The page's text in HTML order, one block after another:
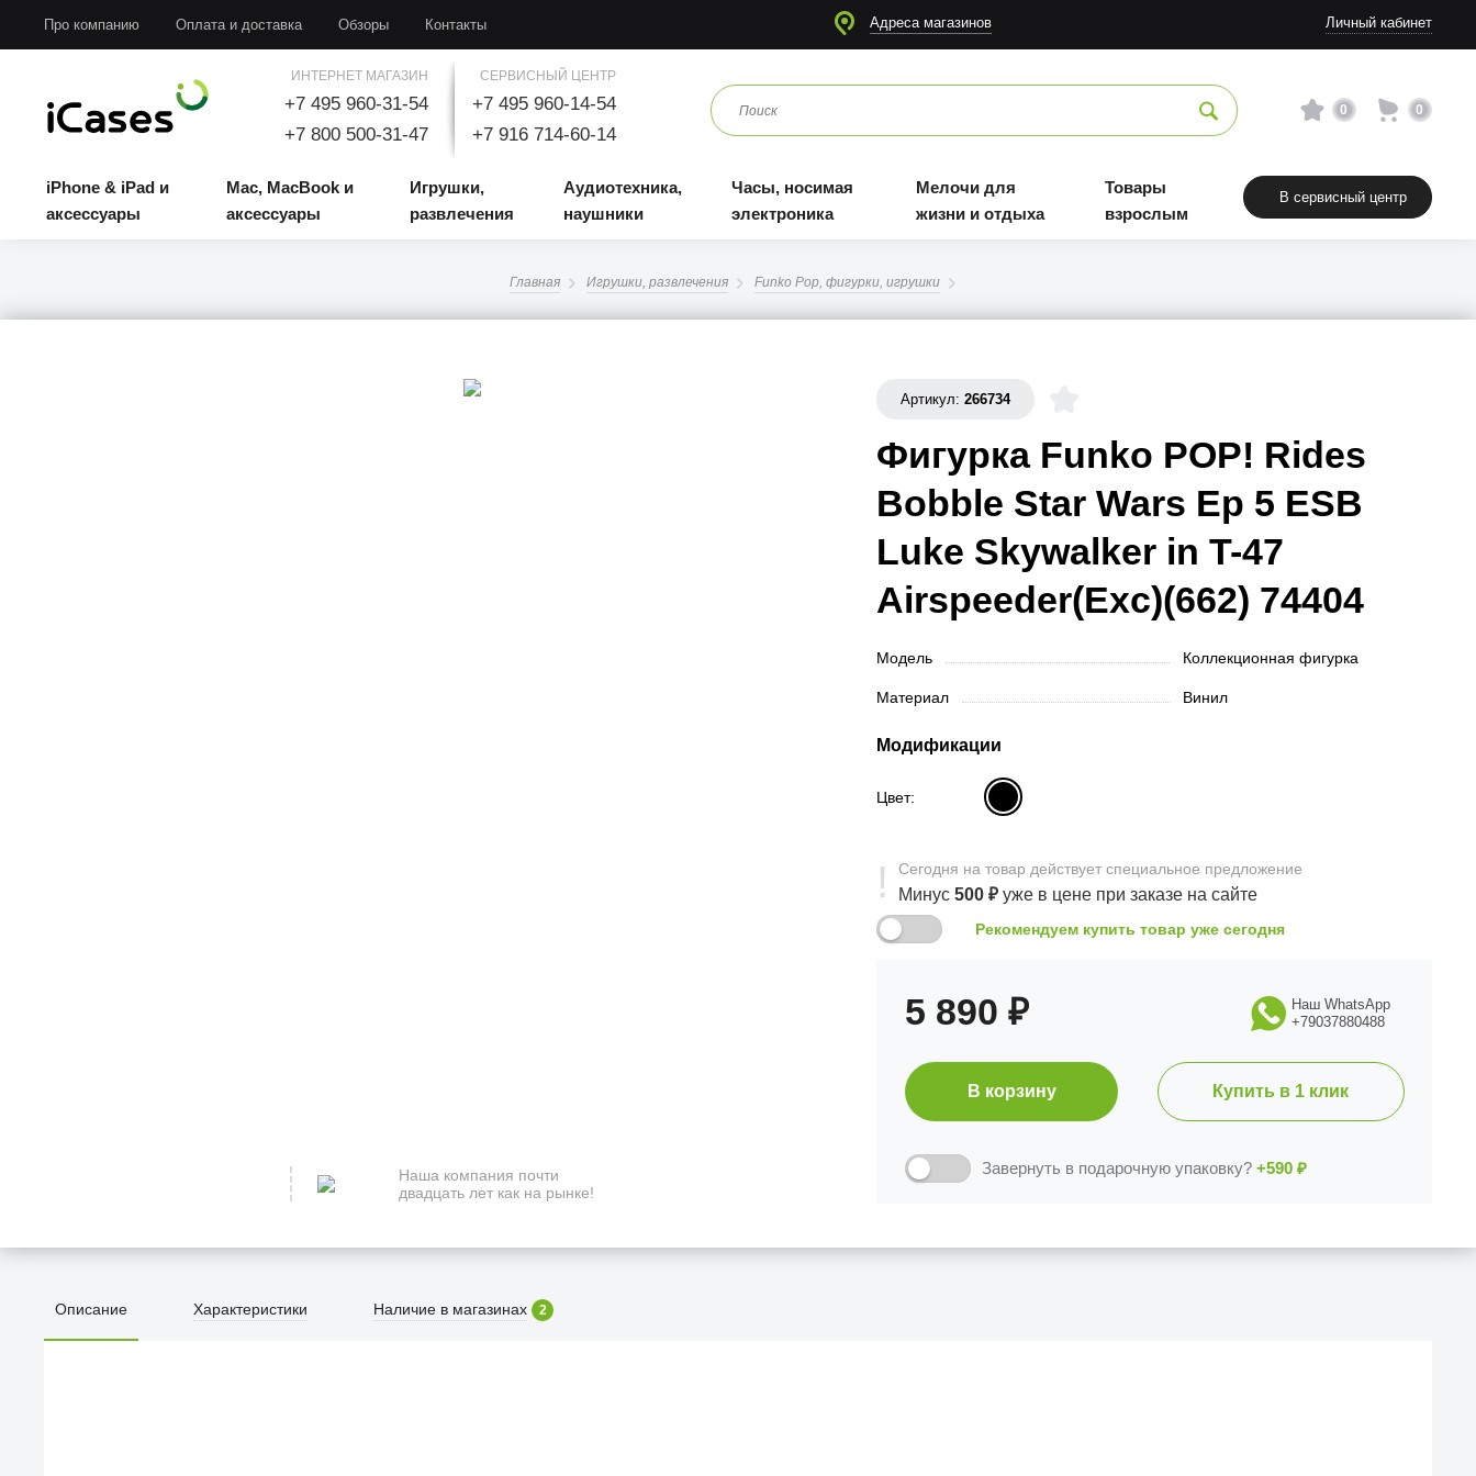
Про компанию Оплата и доставка Обзоры Контакты Адреса магазинов Личный кабинет
ИНТЕРНЕТ МАГАЗИН
+7 495 960-31-54
+7 800 500-31-47
СЕРВИСНЫЙ ЦЕНТР
+7 495 960-14-54
+7 916 714-60-14
0 0
iPhone & iPad и
аксессуары
Mac, MacBook и
аксессуары
Игрушки,
развлечения
Аудиотехника,
наушники
Часы, носимая
электроника
Мелочи для
жизни и отдыха
Товары
взрослым
В сервисный центр
Главная Игрушки, развлечения Funko Pop, фигурки, игрушки
Артикул:266734
Фигурка Funko POP! Rides
Bobble Star Wars Ep 5 ESB
Luke Skywalker in T-47
Airspeeder(Exc)(662) 74404
Модель Коллекционная фигурка
Материал Винил
Модификации
Цвет:
Сегодня на товар действует специальное предложение
Минус500₽ уже в цене при заказе на сайте
Рекомендуем купить товар уже сегодня
5 890 ₽
Наш WhatsApp
+79037880488
В корзину Купить в 1 клик
Завернуть в подарочную упаковку? +590 ₽
Наша компания почти
двадцать лет как на рынке!
Описание Характеристики Наличие в магазинах 2